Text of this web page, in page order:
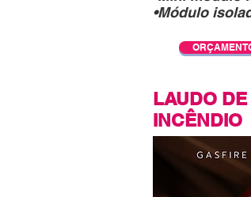
•Módulo
LAUDO
INCÊNDIO